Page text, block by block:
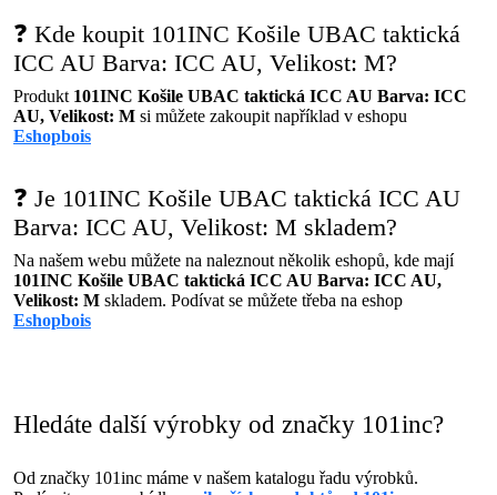
❓ Kde koupit 101INC Košile UBAC taktická
ICC AU Barva: ICC AU, Velikost: M?
Produkt 101INC Košile UBAC taktická ICC AU Barva: ICC
AU, Velikost: M si můžete zakoupit například v eshopu
Eshopbois
❓ Je 101INC Košile UBAC taktická ICC AU
Barva: ICC AU, Velikost: M skladem?
Na našem webu můžete na naleznout několik eshopů, kde mají
101INC Košile UBAC taktická ICC AU Barva: ICC AU,
Velikost: M skladem. Podívat se můžete třeba na eshop
Eshopbois
Hledáte další výrobky od značky 101inc?
Od značky 101inc máme v našem katalogu řadu výrobků.